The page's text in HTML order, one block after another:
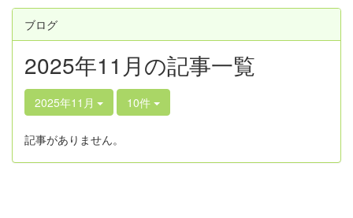
ブログ
2025年11月の記事一覧
2025年11月 10件
記事がありません。